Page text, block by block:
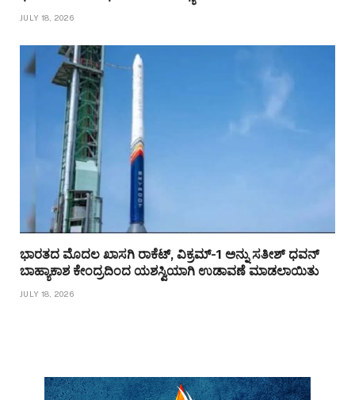
JULY 18, 2026
ಭಾರತದ ಮೊದಲ ಖಾಸಗಿ ರಾಕೆಟ್, ವಿಕ್ರಮ್-1 ಅನ್ನು ಸತೀಶ್ ಧವನ್
ಬಾಹ್ಯಾಕಾಶ ಕೇಂದ್ರದಿಂದ ಯಶಸ್ವಿಯಾಗಿ ಉಡಾವಣೆ ಮಾಡಲಾಯಿತು
JULY 18, 2026